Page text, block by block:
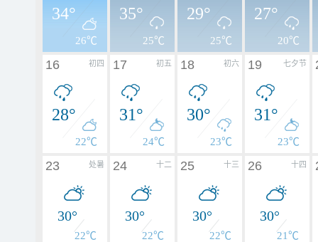
34°
26℃
35°
25℃
29°
25℃
27°
20℃
初四
16
28°
22℃
初五
17
31°
24℃
初六
18
30°
23℃
七夕节
19
31°
23℃
处暑
23
30°
22℃
十二
24
30°
22℃
十三
25
30°
22℃
十四
26
30°
21℃